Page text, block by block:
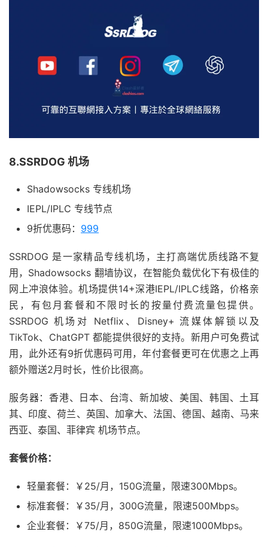
8.SSRDOG 机场
Shadowsocks 专线机场
IEPL/IPLC 专线节点
9折优惠码： 999
SSRDOG 是一家精品专线机场，主打高端优质线路不复
用，Shadowsocks 翻墙协议，在智能负载优化下有极佳的
网上冲浪体验。机场提供14+深港IEPL/IPLC线路，价格亲
民，有包月套餐和不限时长的按量付费流量包提供。
SSRDOG 机场对 Netflix、Disney+ 流媒体解锁以及
TikTok、ChatGPT 都能提供很好的支持。新用户可免费试
用，此外还有9折优惠码可用，年付套餐更可在优惠之上再
额外赠送2月时长，性价比很高。
服务器：香港、日本、台湾、新加坡、美国、韩国、土耳
其、印度、荷兰、英国、加拿大、法国、德国、越南、马来
西亚、泰国、菲律宾 机场节点。
套餐价格：
轻量套餐：￥25/月，150G流量，限速300Mbps。
标准套餐：￥35/月，300G流量，限速500Mbps。
企业套餐：￥75/月，850G流量，限速1000Mbps。